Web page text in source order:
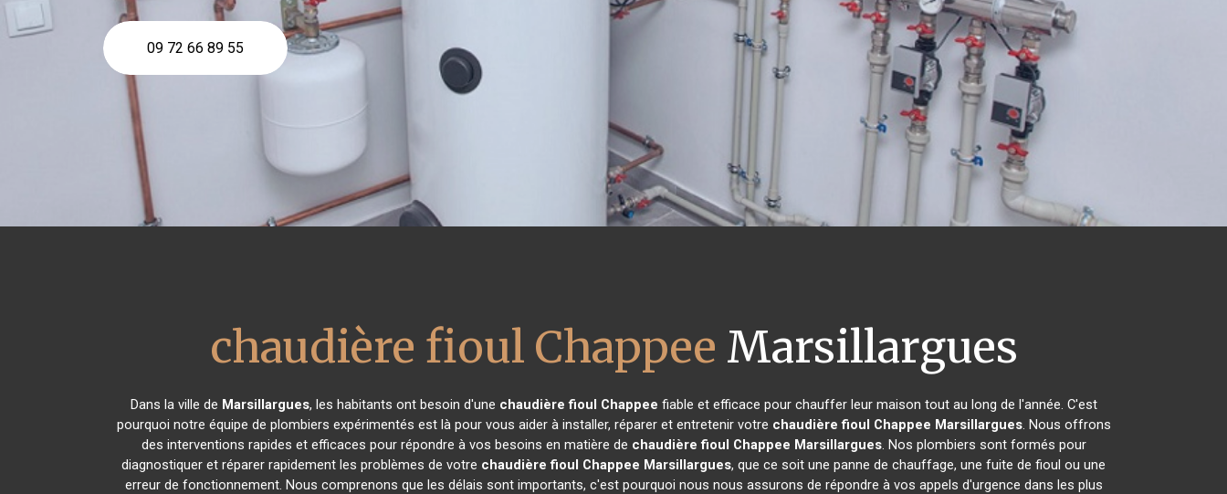
09 72 66 89 55
chaudière fioul Chappee Marsillargues
Dans la ville de Marsillargues, les habitants ont besoin d'une chaudière fioul Chappee fiable et efficace pour chauffer leur maison tout au long de l'année. C'est
pourquoi notre équipe de plombiers expérimentés est là pour vous aider à installer, réparer et entretenir votre chaudière fioul Chappee Marsillargues. Nous offrons
des interventions rapides et efficaces pour répondre à vos besoins en matière de chaudière fioul Chappee Marsillargues. Nos plombiers sont formés pour
diagnostiquer et réparer rapidement les problèmes de votre chaudière fioul Chappee Marsillargues, que ce soit une panne de chauffage, une fuite de fioul ou une
erreur de fonctionnement. Nous comprenons que les délais sont importants, c'est pourquoi nous nous assurons de répondre à vos appels d'urgence dans les plus